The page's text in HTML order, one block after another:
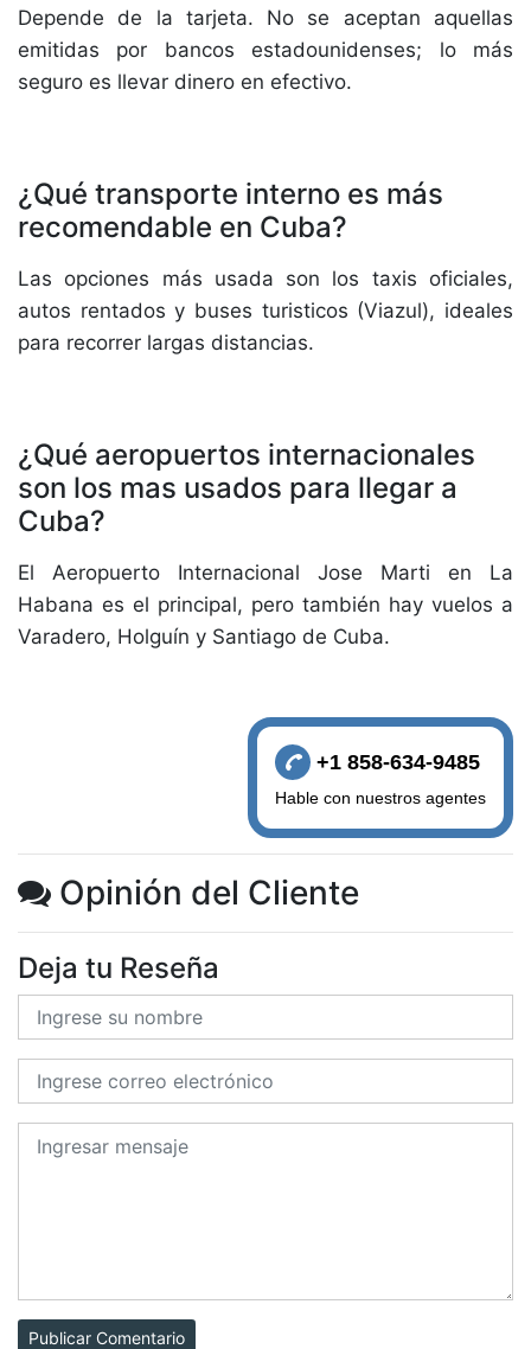
Depende de la tarjeta. No se aceptan aquellas
emitidas por bancos estadounidenses; lo más
seguro es llevar dinero en efectivo.
¿Qué transporte interno es más
recomendable en Cuba?
Las opciones más usada son los taxis oficiales,
autos rentados y buses turisticos (Viazul), ideales
para recorrer largas distancias.
¿Qué aeropuertos internacionales
son los mas usados para llegar a
Cuba?
El Aeropuerto Internacional Jose Marti en La
Habana es el principal, pero también hay vuelos a
Varadero, Holguín y Santiago de Cuba.
Opinión del Cliente
Deja tu Reseña
Publicar Comentario
+1 858-634-9485
Hable con nuestros agentes